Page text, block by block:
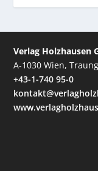
Verlag Holzhausen
A-1030 Wien,
+43-1-740 95-0